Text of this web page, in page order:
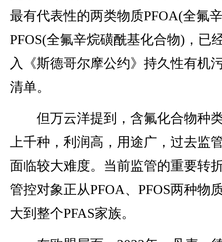
最有代表性的两类物质PFOA(全氟
PFOS(全氟辛烷磺酰基化合物)，已
入《斯德哥尔摩公约》持久性有机
清单。
但万云洋提到，含氟化合物种
上千种，利润高，用途广，过去监
面临较大难度。当前监管的重要转
管控对象正从PFOA、PFOS两种物
大到整个PFAS家族。